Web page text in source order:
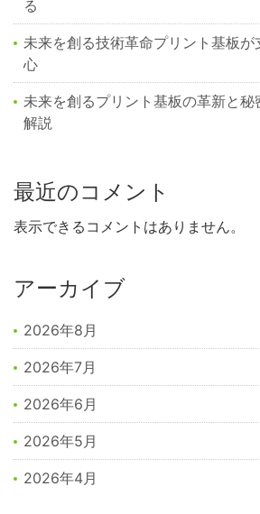
る
未来を創る技術革命プリント基板
心
未来を創るプリント基板の革新と
解説
最近のコメント
表示できるコメントはありません。
アーカイブ
2026年8月
2026年7月
2026年6月
2026年5月
2026年4月